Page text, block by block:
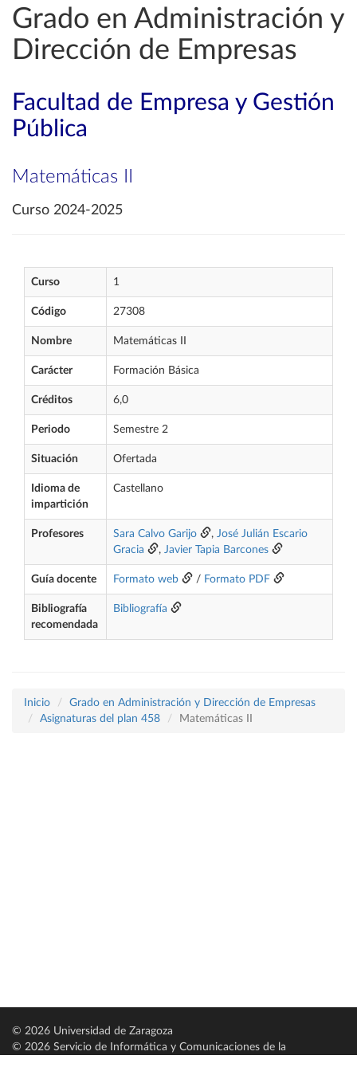
Grado en Administración y
Dirección de Empresas
Facultad de Empresa y Gestión
Pública
Matemáticas II
Curso 2024-2025
Curso 1
Código 27308
Nombre Matemáticas II
Carácter Formación Básica
Créditos 6,0
Periodo Semestre 2
Situación Ofertada
Idioma de
impartición
Castellano
Profesores Sara Calvo Garijo , José Julián Escario
Gracia
, Javier Tapia Barcones
Guía docente Formato web / Formato PDF
Bibliografía
recomendada
Bibliografía
Inicio
Grado en Administración y Dirección de Empresas
Asignaturas del plan 458
Matemáticas II
© 2026 Universidad de Zaragoza
© 2026 Servicio de Informática y Comunicaciones de la